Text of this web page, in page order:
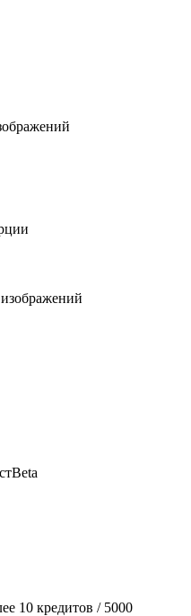
Beta
10 кредитов / 5000